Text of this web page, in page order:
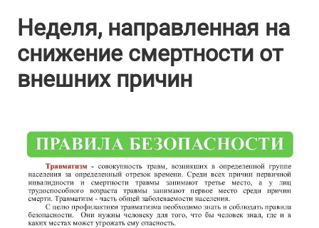
Неделя, направленная на
снижение смертности от
внешних причин